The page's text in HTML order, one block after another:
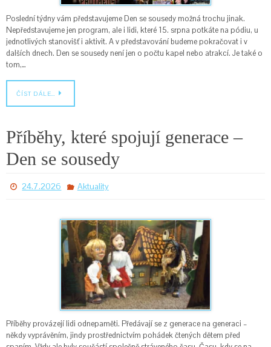
Poslední týdny vám představujeme Den se sousedy možná trochu jinak.
Nepředstavujeme jen program, ale i lidi, které 15. srpna potkáte na pódiu, u
jednotlivých stanovišť i aktivit. A v představování budeme pokračovat i v
dalších dnech. Den se sousedy není jen o počtu kapel nebo atrakcí. Je také o
tom,…
ČÍST DÁLE…
Příběhy, které spojují generace –
Den se sousedy
24.7.2026 Aktuality
Příběhy provázejí lidi odnepaměti. Předávají se z generace na generaci –
někdy vyprávěním, jindy prostřednictvím pohádek čtených dětem před